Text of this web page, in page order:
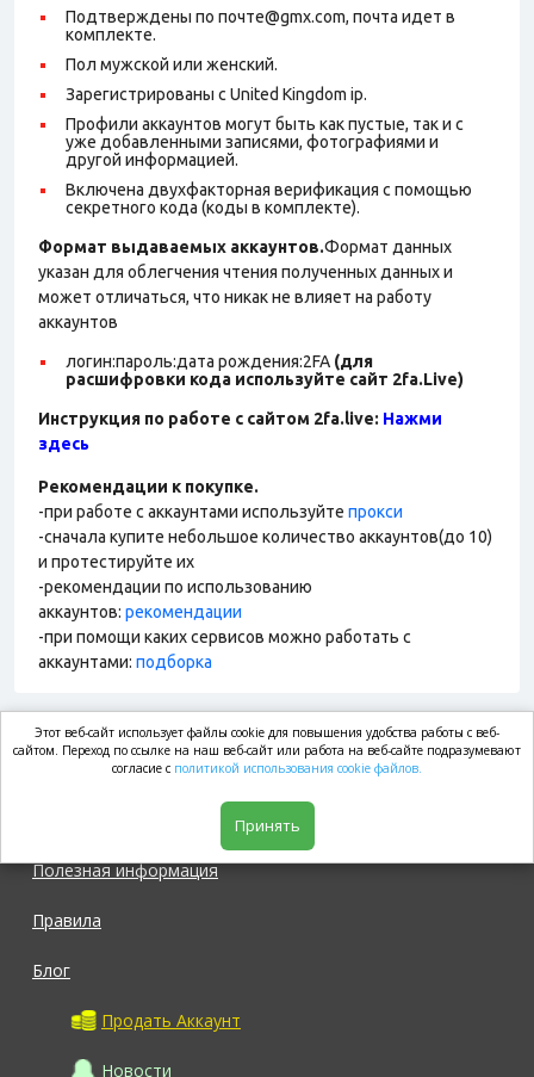
Подтверждены по почте@gmx.com, почта идет в
комплекте.
Пол мужской или женский.
Зарегистрированы с United Kingdom ip.
Профили аккаунтов могут быть как пустые, так и с
уже добавленными записями, фотографиями и
другой информацией.
Включена двухфакторная верификация с помощью
секретного кода (коды в комплекте).
Формат выдаваемых аккаунтов.Формат данных
указан для облегчения чтения полученных данных и
может отличаться, что никак не влияет на работу
аккаунтов
логин:пароль:дата рождения:2FA (для
расшифровки кода используйте сайт 2fa.Live)
Инструкция по работе с сайтом 2fa.live: Нажми
здесь
Рекомендации к покупке.
-при работе с аккаунтами используйте прокси
-сначала купите небольшое количество аккаунтов(до 10)
и протестируйте их
-рекомендации по использованию
аккаунтов: рекомендации
-при помощи каких сервисов можно работать с
аккаунтами: подборка
market.com
Полезная информация
Правила
Блог
Продать Аккаунт
Новости
Этот веб-сайт использует файлы cookie для повышения удобства работы с веб-
сайтом. Переход по ссылке на наш веб-сайт или работа на веб-сайте подразумевают
согласие с политикой использования cookie файлов.
Принять